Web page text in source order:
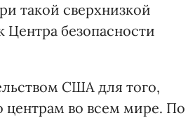
такой сверхнизкой
безопасности
США для того,
центрам во всем мире. По